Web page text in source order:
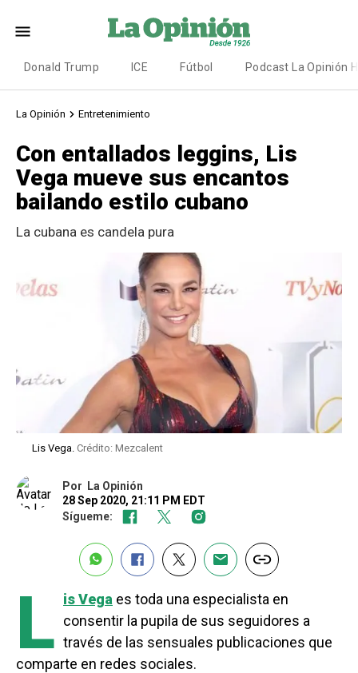
Donald Trump ICE Fútbol Podcast La Opinión
La Opinión Entretenimiento
Con entallados leggins, Lis
Vega mueve sus encantos
bailando estilo cubano
La cubana es candela pura
Lis Vega. Crédito: Mezcalent
Por
La Opinión
28 Sep 2020, 21:11 PM EDT
Sígueme:
L is Vega es toda una especialista en
consentir la pupila de sus seguidores a
través de las sensuales publicaciones que
comparte en redes sociales.